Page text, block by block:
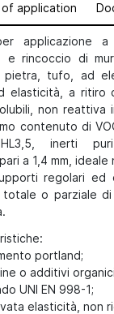
of application
applicazione
e rincoccio di
tufo, ad
elasticità, a ritiro
non reattiva
contenuto di
inerti
a 1,4 mm,
regolari ed
o parziale di
portland;
o additivi
UNI EN 998-1;
elasticità, non